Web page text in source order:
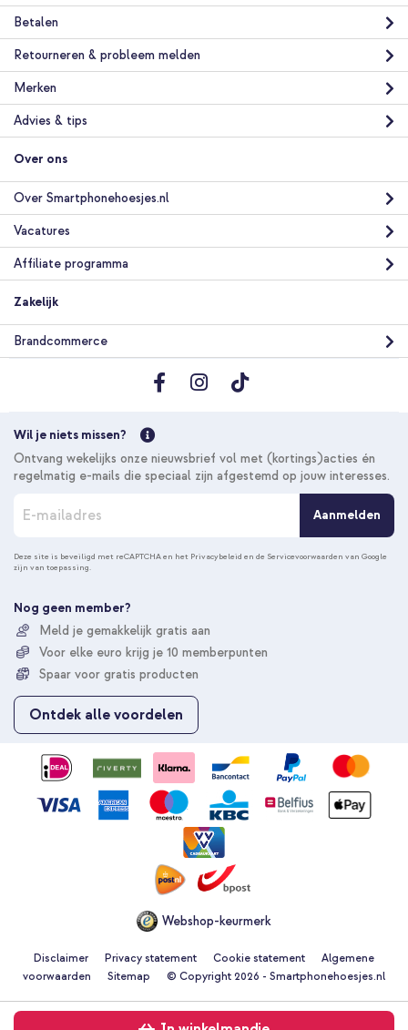
Betalen
Retourneren & probleem melden
Merken
Advies & tips
Over ons
Over Smartphonehoesjes.nl
Vacatures
Affiliate programma
Zakelijk
Brandcommerce
Wil je niets missen?
Ontvang wekelijks onze nieuwsbrief vol met (kortings)acties én
regelmatig e-mails die speciaal zijn afgestemd op jouw interesses.
n
n
e
u
o
p
z
Aanmelden
Deze site is beveiligd met reCAPTCHA en het Privacybeleid en de Servicevoorwaarden van Google
zijn van toepassing.
Nog geen member?
Meld je gemakkelijk gratis aan
Voor elke euro krijg je 10 memberpunten
Spaar voor gratis producten
Ontdek alle voordelen
Webshop-keurmerk
Disclaimer Privacy statement Cookie statement
Algemene
voorwaarden
Sitemap © Copyright 2026 - Smartphonehoesjes.nl